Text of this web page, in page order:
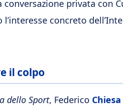
privata con
concreto
il colpo
dello Sport, Federico Chiesa